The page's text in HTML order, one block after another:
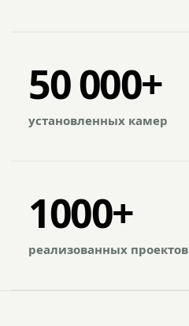
50 000+
установленных камер
1000+
реализованных проектов